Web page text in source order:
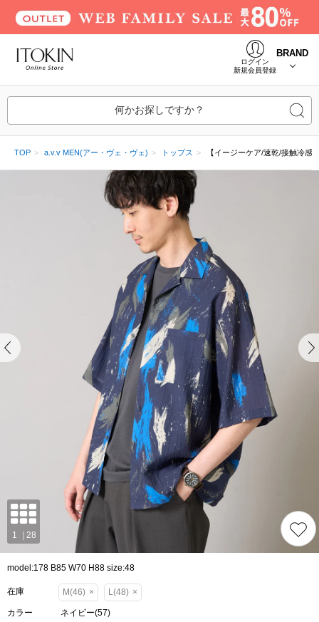
ログイン
新規会員登録
BRAND
何かお探しですか？
TOP a.v.v MEN(アー・ヴェ・ヴェ) トップス 【イージーケア/速乾/接触冷感
model:178 B85 W70 H88 size:48
在庫 M(46) × L(48) ×
カラー ネイビー(57)